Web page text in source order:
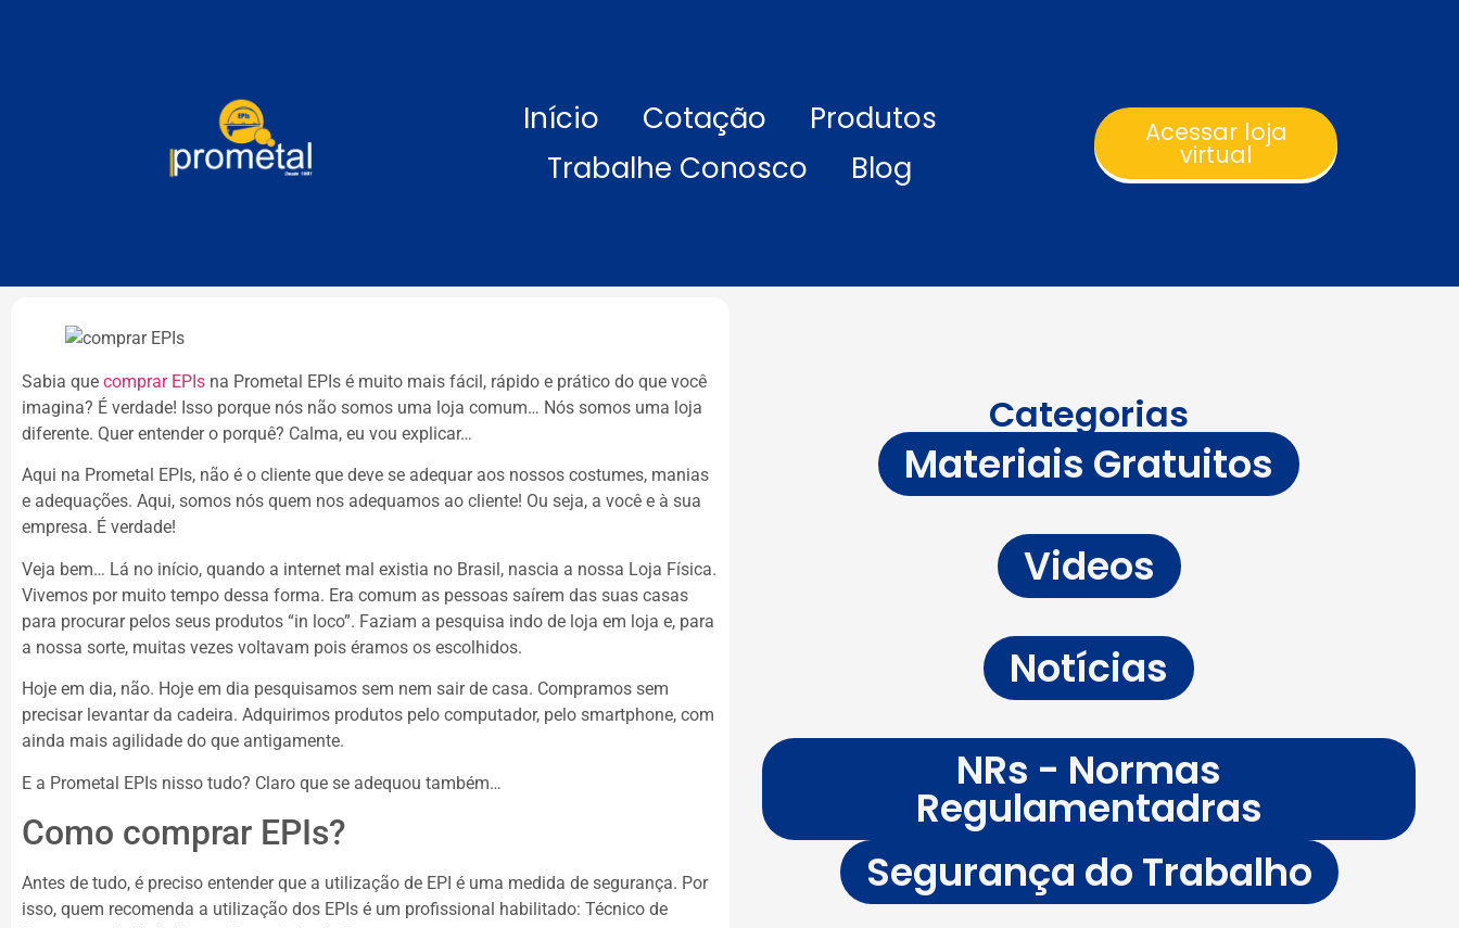
Início Cotação
Produtos
Trabalhe Conosco
Blog
Acessar loja
virtual
Sabia que comprar EPIs na Prometal EPIs é muito mais fácil, rápido e prático do que você
imagina? É verdade! Isso porque nós não somos uma loja comum… Nós somos uma loja
diferente. Quer entender o porquê? Calma, eu vou explicar…
Aqui na Prometal EPIs, não é o cliente que deve se adequar aos nossos costumes, manias
e adequações. Aqui, somos nós quem nos adequamos ao cliente! Ou seja, a você e à sua
empresa. É verdade!
Veja bem… Lá no início, quando a internet mal existia no Brasil, nascia a nossa Loja Física.
Vivemos por muito tempo dessa forma. Era comum as pessoas saírem das suas casas
para procurar pelos seus produtos “in loco”. Faziam a pesquisa indo de loja em loja e, para
a nossa sorte, muitas vezes voltavam pois éramos os escolhidos.
Hoje em dia, não. Hoje em dia pesquisamos sem nem sair de casa. Compramos sem
precisar levantar da cadeira. Adquirimos produtos pelo computador, pelo smartphone, com
ainda mais agilidade do que antigamente.
E a Prometal EPIs nisso tudo? Claro que se adequou também…
Como comprar EPIs?
Antes de tudo, é preciso entender que a utilização de EPI é uma medida de segurança. Por
isso, quem recomenda a utilização dos EPIs é um profissional habilitado: Técnico de
Categorias
Materiais Gratuitos
Videos
Notícias
NRs - Normas
Regulamentadras
Segurança do Trabalho